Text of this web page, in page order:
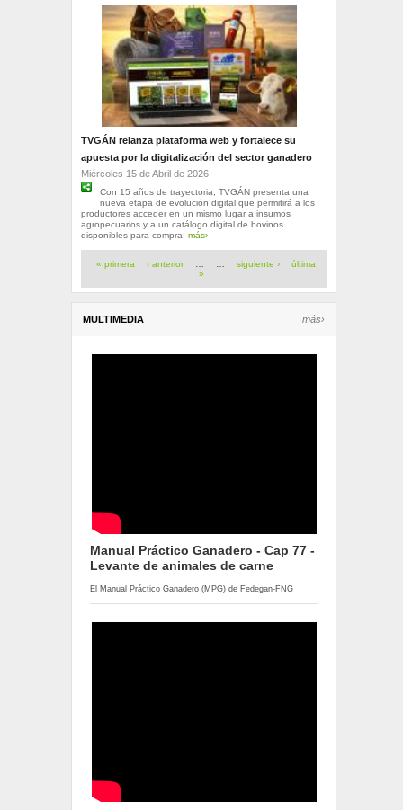
TVGÁN relanza plataforma web y fortalece su
apuesta por la digitalización del sector ganadero
Miércoles 15 de Abril de 2026
Con 15 años de trayectoria, TVGÁN presenta una
nueva etapa de evolución digital que permitirá a los
productores acceder en un mismo lugar a insumos
agropecuarios y a un catálogo digital de bovinos
disponibles para compra. más›
Páginas
« primera ‹ anterior … … siguiente ›
última
»
MULTIMEDIA más›
Manual Práctico Ganadero - Cap 77 -
Levante de animales de carne
El Manual Práctico Ganadero (MPG) de Fedegan-FNG